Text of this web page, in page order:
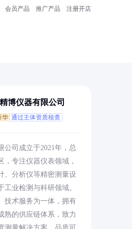
会员产品 推广产品 注册开店
博仪器有限公司
华 通过主体资质核查
公司成立于2021年，总
，专注仪器仪表领域，
、分析仪等精密测量设
工业检测与科研领域。
技术服务为一体，拥有
熟的供应链体系，致力